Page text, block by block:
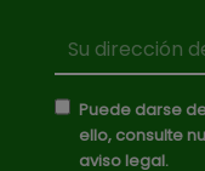
Puede darse
ello, consulte
aviso legal.